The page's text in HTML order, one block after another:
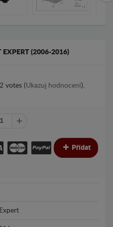
EXPERT (2006-2016)
2 votes (Ukazuj hodnocení).
Přídat